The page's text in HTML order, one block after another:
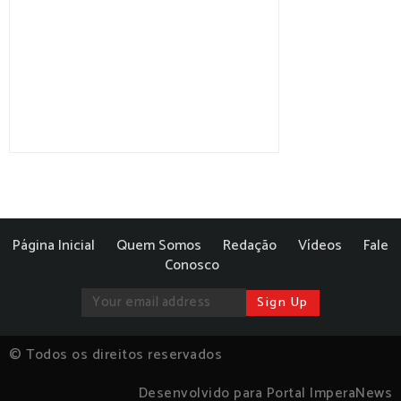
Página Inicial Quem Somos Redação Vídeos
Fale
Conosco
© Todos os direitos reservados
Desenvolvido para Portal ImperaNews